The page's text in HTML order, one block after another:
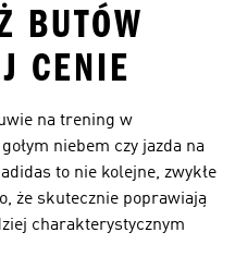
BUTÓW
CENIE
na trening w
niebem czy jazda na
to nie kolejne, zwykłe
że skutecznie poprawiają
charakterystycznym